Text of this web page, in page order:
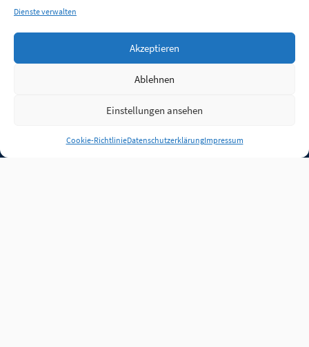
Dienste verwalten
Akzeptieren
Ablehnen
Einstellungen ansehen
Cookie-RichtlinieDatenschutzerklärungImpressum
Anmelden
Jobs Partner FAQ Quellen